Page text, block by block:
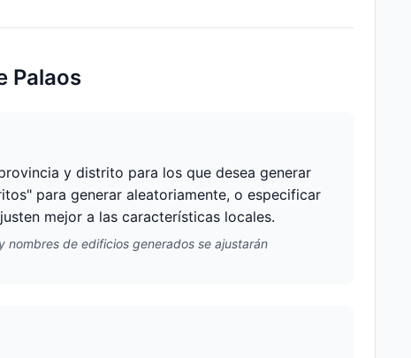
Palaos
y distrito para los que desea generar
para generar aleatoriamente, o especificar
mejor a las características locales.
de edificios generados se ajustarán